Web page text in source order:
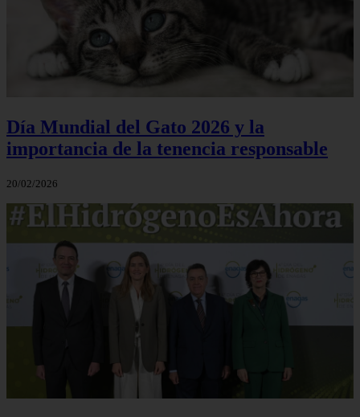
Día Mundial del Gato 2026 y la
importancia de la tenencia responsable
20/02/2026